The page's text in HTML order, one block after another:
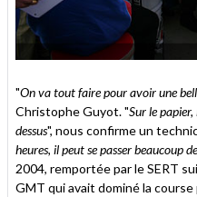
"On va tout faire pour avoir une
Christophe Guyot. "Sur le
dessus", nous confirme un
heures, il peut se passer beaucoup
2004, remportée par le SERT
GMT qui avait dominé la